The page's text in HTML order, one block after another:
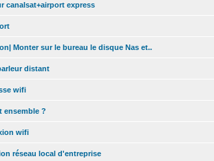
canalsat+airport express
Monter sur le bureau le disque Nas et..
distant
wifi
ensemble ?
wifi
réseau local d'entreprise